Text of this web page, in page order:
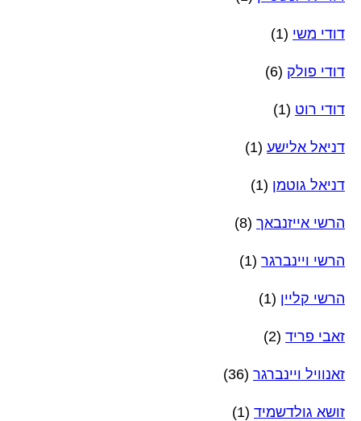
דודי משי (1)
דודי פולק (6)
דודי רוט (1)
דניאל אלישע (1)
דניאל גוטמן (1)
הרשי אייזנבאך (8)
הרשי ויינברגר (1)
הרשי קליין (1)
זאבי פריד (2)
זאנוויל ויינברגר (36)
זושא גולדשמיד (1)